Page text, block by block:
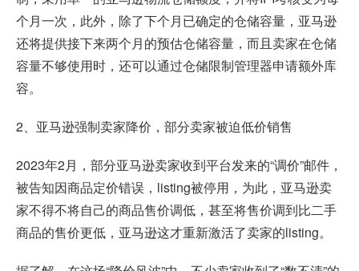
个月一次，此外，除了下个月已确定的仓储容量，亚马逊
还将提供接下来两个月的预估仓储容量，而且卖家在仓储
容量不够使用时，还可以通过仓储限制管理器申请额外库
容。
2、亚马逊强制卖家降价，部分卖家被迫低价销售
2023年2月，部分亚马逊卖家收到平台发来的“调价”邮件，
被告知因商品定价错误，listing被停用，为此，亚马逊卖
家不得不将自己的商品售价调低，甚至将售价调到比二手
商品的售价更低，亚马逊这才重新激活了卖家的listing。